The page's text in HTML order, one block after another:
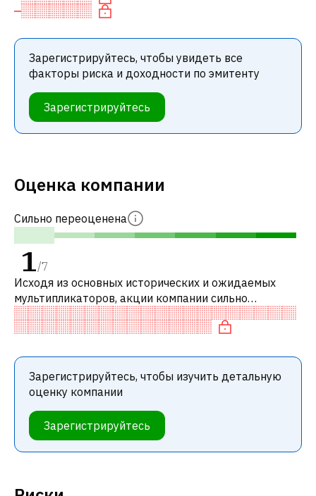
Зарегистрируйтесь, чтобы увидеть все
факторы риска и доходности по эмитенту
Зарегистрируйтесь
Оценка компании
Сильно переоценена
1/7
Исходя из основных исторических и ожидаемых
мультипликаторов, акции компании сильно
переоценены по сравнению с аналогичными
компаниями.
Зарегистрируйтесь, чтобы изучить детальную
оценку компании
Зарегистрируйтесь